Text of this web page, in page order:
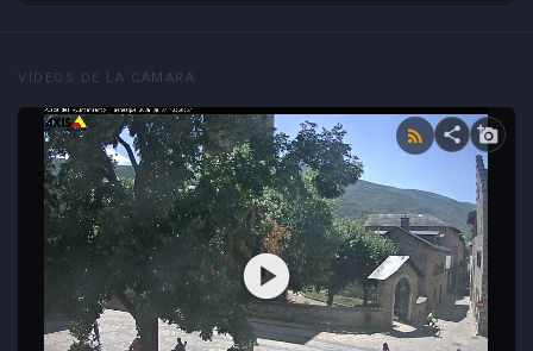
VÍDEOS DE LA CÁMARA
play_circle
rss_feed share add_a_photo